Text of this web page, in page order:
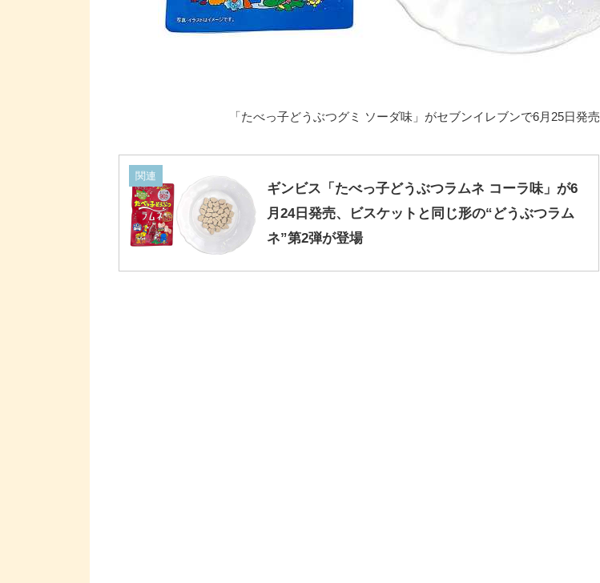
「たべっ子どうぶつグミ ソーダ味」がセブンイレブンで6月25日発売
関連
ギンビス「たべっ子どうぶつラムネ コーラ味」が6
月24日発売、ビスケットと同じ形の“どうぶつラム
ネ”第2弾が登場